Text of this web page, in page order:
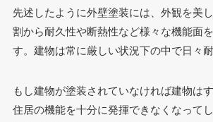
先述したように外壁塗装には、外観を美
割から耐久性や断熱性など様々な機能面
す。建物は常に厳しい状況下の中で日々
もし建物が塗装されていなければ建物は
住居の機能を十分に発揮できなくなって